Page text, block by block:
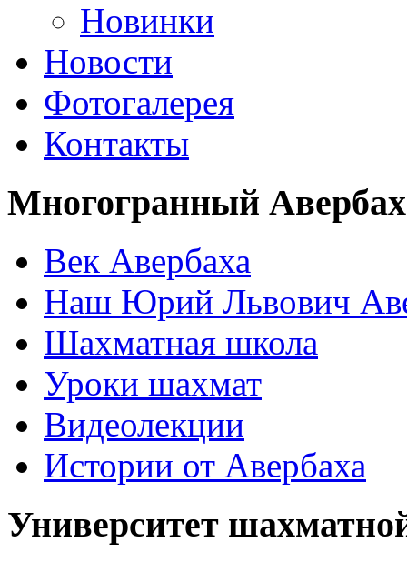
Новинки
Новости
Фотогалерея
Контакты
Многогранный Авербах
Век Авербаха
Наш Юрий Львович
Шахматная школа
Уроки шахмат
Видеолекции
Истории от Авербаха
Университет